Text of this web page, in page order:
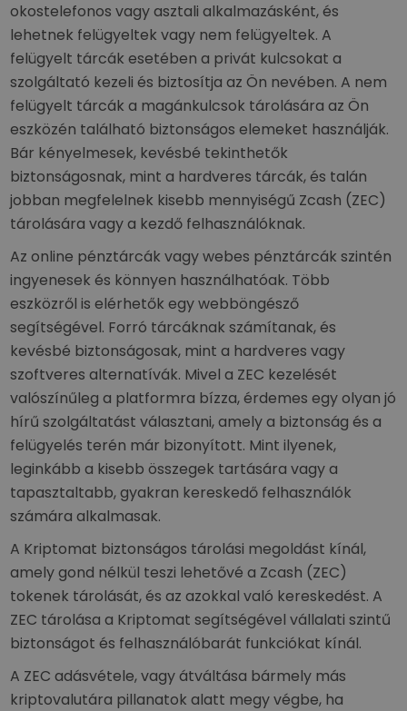
okostelefonos vagy asztali alkalmazásként, és
lehetnek felügyeltek vagy nem felügyeltek. A
felügyelt tárcák esetében a privát kulcsokat a
szolgáltató kezeli és biztosítja az Ön nevében. A nem
felügyelt tárcák a magánkulcsok tárolására az Ön
eszközén található biztonságos elemeket használják.
Bár kényelmesek, kevésbé tekinthetők
biztonságosnak, mint a hardveres tárcák, és talán
jobban megfelelnek kisebb mennyiségű Zcash (ZEC)
tárolására vagy a kezdő felhasználóknak.
Az online pénztárcák vagy webes pénztárcák szintén
ingyenesek és könnyen használhatóak. Több
eszközről is elérhetők egy webböngésző
segítségével. Forró tárcáknak számítanak, és
kevésbé biztonságosak, mint a hardveres vagy
szoftveres alternatívák. Mivel a ZEC kezelését
valószínűleg a platformra bízza, érdemes egy olyan jó
hírű szolgáltatást választani, amely a biztonság és a
felügyelés terén már bizonyított. Mint ilyenek,
leginkább a kisebb összegek tartására vagy a
tapasztaltabb, gyakran kereskedő felhasználók
számára alkalmasak.
A Kriptomat biztonságos tárolási megoldást kínál,
amely gond nélkül teszi lehetővé a Zcash (ZEC)
tokenek tárolását, és az azokkal való kereskedést. A
ZEC tárolása a Kriptomat segítségével vállalati szintű
biztonságot és felhasználóbarát funkciókat kínál.
A ZEC adásvétele, vagy átváltása bármely más
kriptovalutára pillanatok alatt megy végbe, ha